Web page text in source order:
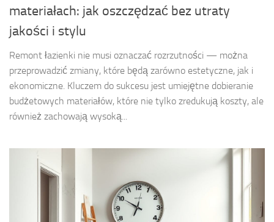
materiałach: jak oszczędzać bez utraty
jakości i stylu
Remont łazienki nie musi oznaczać rozrzutności — można
przeprowadzić zmiany, które będą zarówno estetyczne, jak i
ekonomiczne. Kluczem do sukcesu jest umiejętne dobieranie
budżetowych materiałów, które nie tylko zredukują koszty, ale
również zachowają wysoką...